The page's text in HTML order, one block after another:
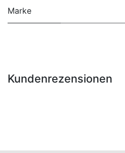
Marke
Kundenrezensionen